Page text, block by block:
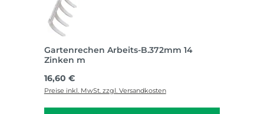
Gartenrechen Arbeits-B.372mm 14
Zinken m
Regulärer Preis:
16,60 €
Preise inkl. MwSt. zzgl. Versandkosten